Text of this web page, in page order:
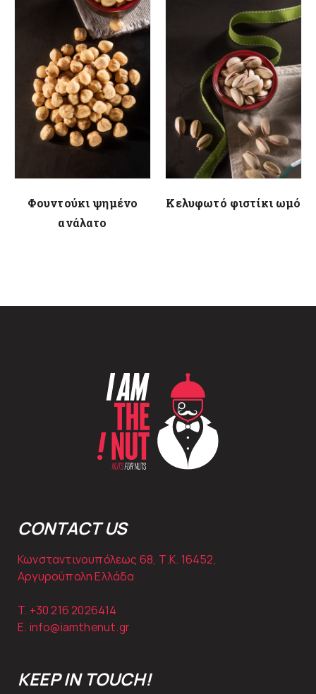
Φουντούκι ψημένο
ανάλατο
Κελυφωτό φιστίκι ωμό
CONTACT US
Κωνσταντινουπόλεως 68, Τ.Κ. 16452,
Αργυρούπολη Ελλάδα
T. +30216 2026414
E. info@iamthenut.gr
KEEP IN TOUCH!